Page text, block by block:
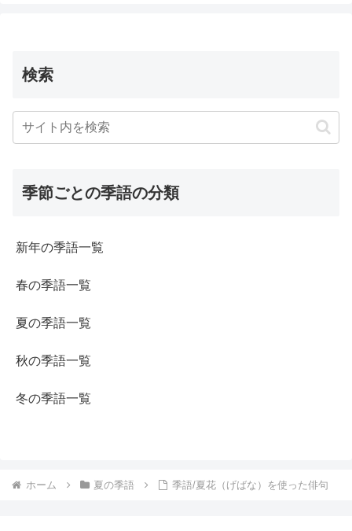
検索
季節ごとの季語の分類
新年の季語一覧
春の季語一覧
夏の季語一覧
秋の季語一覧
冬の季語一覧
ホーム 夏の季語 季語/夏花（げばな）を使った俳句